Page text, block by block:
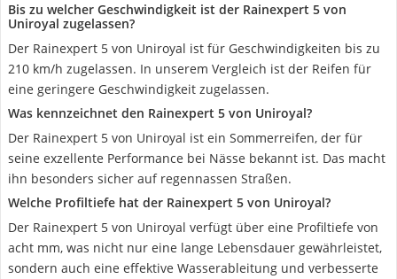
Bis zu welcher Geschwindigkeit ist der Rainexpert 5 von
Uniroyal zugelassen?
Der Rainexpert 5 von Uniroyal ist für Geschwindigkeiten bis zu
210 km/h zugelassen. In unserem Vergleich ist der Reifen für
eine geringere Geschwindigkeit zugelassen.
Was kennzeichnet den Rainexpert 5 von Uniroyal?
Der Rainexpert 5 von Uniroyal ist ein Sommerreifen, der für
seine exzellente Performance bei Nässe bekannt ist. Das macht
ihn besonders sicher auf regennassen Straßen.
Welche Profiltiefe hat der Rainexpert 5 von Uniroyal?
Der Rainexpert 5 von Uniroyal verfügt über eine Profiltiefe von
acht mm, was nicht nur eine lange Lebensdauer gewährleistet,
sondern auch eine effektive Wasserableitung und verbesserte